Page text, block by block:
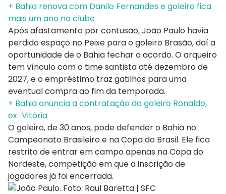
+ Bahia renova com Danilo Fernandes e goleiro fica
mais um ano no clube
Após afastamento por contusão, João Paulo havia
perdido espaço no Peixe para o goleiro Brasão, daí a
oportunidade de o Bahia fechar o acordo. O arqueiro
tem vínculo com o time santista até dezembro de
2027, e o empréstimo traz gatilhos para uma
eventual compra ao fim da temporada.
+ Bahia anuncia a contratação do goleiro Ronaldo,
ex-Vitória
O goleiro, de 30 anos, pode defender o Bahia no
Campeonato Brasileiro e na Copa do Brasil. Ele fica
restrito de entrar em campo apenas na Copa do
Nordeste, competição em que a inscrição de
jogadores já foi encerrada.